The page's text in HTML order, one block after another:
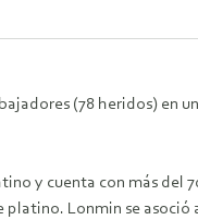
(78 heridos) en
y cuenta con más del
Lonmin se